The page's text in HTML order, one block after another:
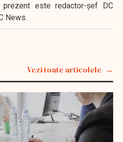
este redactor-şef DC
News.
Vezi toate articolele